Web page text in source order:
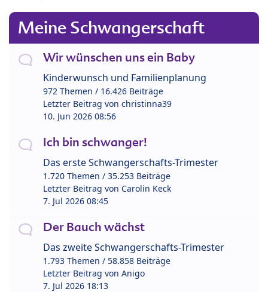
Meine Schwangerschaft
Wir wünschen uns ein Baby
Kinderwunsch und Familienplanung
972 Themen / 16.426 Beiträge
Letzter Beitrag von christinna39
10. Jun 2026 08:56
Ich bin schwanger!
Das erste Schwangerschafts-Trimester
1.720 Themen / 35.253 Beiträge
Letzter Beitrag von Carolin Keck
7. Jul 2026 08:45
Der Bauch wächst
Das zweite Schwangerschafts-Trimester
1.793 Themen / 58.858 Beiträge
Letzter Beitrag von Anigo
7. Jul 2026 18:13